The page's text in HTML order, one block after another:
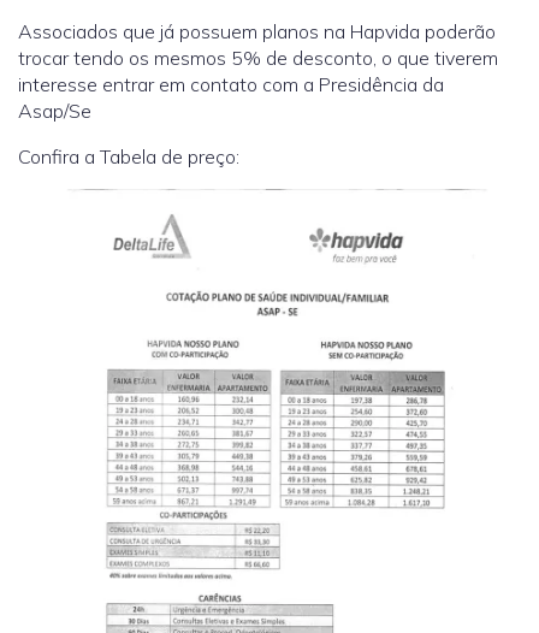
Associados que já possuem planos na Hapvida poderão
trocar tendo os mesmos 5% de desconto, o que tiverem
interesse entrar em contato com a Presidência da
Asap/Se
Confira a Tabela de preço: